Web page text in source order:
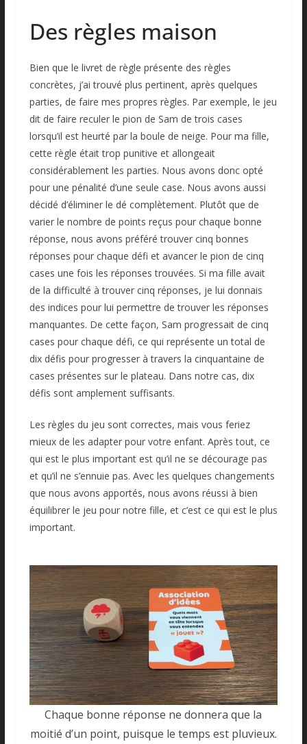
Des règles maison
Bien que le livret de règle présente des règles
concrètes, j’ai trouvé plus pertinent, après quelques
parties, de faire mes propres règles. Par exemple, le jeu
dit de faire reculer le pion de Sam de trois cases
lorsqu’il est heurté par la boule de neige. Pour ma fille,
cette règle était trop punitive et allongeait
considérablement les parties. Nous avons donc opté
pour une pénalité d’une seule case. Nous avons aussi
décidé d’éliminer le dé complètement. Plutôt que de
varier le nombre de points reçus pour chaque bonne
réponse, nous avons préféré trouver cinq bonnes
réponses pour chaque défi et avancer le pion de cinq
cases une fois les réponses trouvées. Si ma fille avait
de la difficulté à trouver cinq réponses, je lui donnais
des indices pour lui permettre de trouver les réponses
manquantes. De cette façon, Sam progressait de cinq
cases pour chaque défi, ce qui représente un total de
dix défis pour progresser à travers la cinquantaine de
cases présentes sur le plateau. Dans notre cas, dix
défis sont amplement suffisants.
Les règles du jeu sont correctes, mais vous feriez
mieux de les adapter pour votre enfant. Après tout, ce
qui est le plus important est qu’il ne se décourage pas
et qu’il ne s’ennuie pas. Avec les quelques changements
que nous avons apportés, nous avons réussi à bien
équilibrer le jeu pour notre fille, et c’est ce qui est le plus
important.
Chaque bonne réponse ne donnera que la
moitié d’un point, puisque le temps est pluvieux.